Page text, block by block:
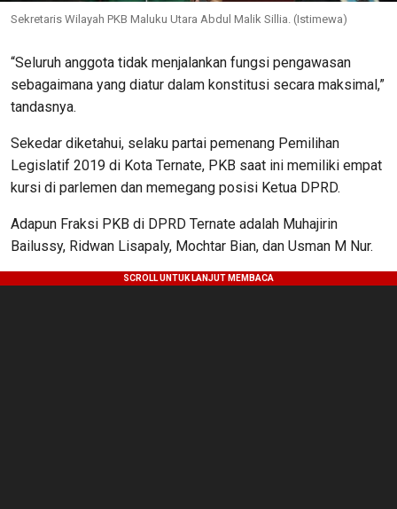
Sekretaris Wilayah PKB Maluku Utara Abdul Malik Sillia. (Istimewa)
“Seluruh anggota tidak menjalankan fungsi pengawasan
sebagaimana yang diatur dalam konstitusi secara maksimal,”
tandasnya.
Sekedar diketahui, selaku partai pemenang Pemilihan
Legislatif 2019 di Kota Ternate, PKB saat ini memiliki empat
kursi di parlemen dan memegang posisi Ketua DPRD.
Adapun Fraksi PKB di DPRD Ternate adalah Muhajirin
Bailussy, Ridwan Lisapaly, Mochtar Bian, dan Usman M Nur.